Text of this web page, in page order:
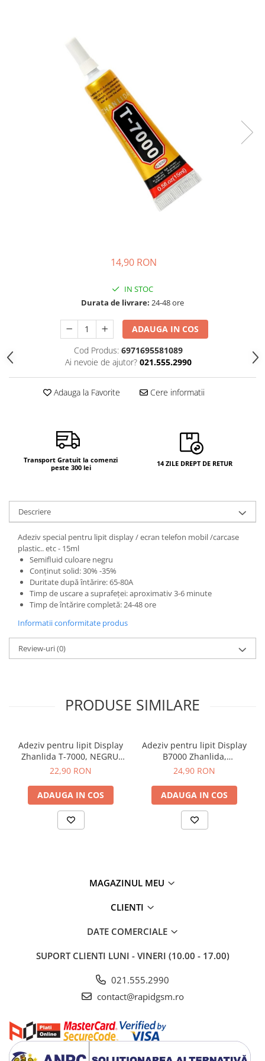
14,90 RON
IN STOC
Durata de livrare: 24-48 ore
ADAUGA IN COS
Cod Produs: 6971695581089
Ai nevoie de ajutor? 021.555.2990
Adauga la Favorite Cere informatii
Transport Gratuit la comenzi
peste 300 lei
14 ZILE DREPT DE RETUR
Descriere
Adeziv special pentru lipit display / ecran telefon mobil /carcase
plastic.. etc - 15ml
Semifluid culoare negru
Conținut solid: 30% -35%
Duritate după întărire: 65-80A
Timp de uscare a suprafeței: aproximativ 3-6 minute
Timp de întărire completă: 24-48 ore
Informatii conformitate produs
Review-uri(0)
PRODUSE SIMILARE
Adeziv pentru lipit Display
Zhanlida T-7000, NEGRU,
50ml
22,90 RON
ADAUGA IN COS
Adeziv pentru lipit Display
B7000 Zhanlida,
transparent, 50 ml
24,90 RON
ADAUGA IN COS
MAGAZINUL MEU
CLIENTI
DATE COMERCIALE
SUPORT CLIENTI LUNI - VINERI (10.00 - 17.00)
021.555.2990
contact@rapidgsm.ro